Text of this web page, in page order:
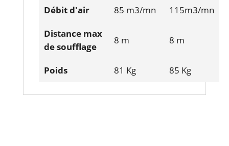
Débit d'air 85 m3/mn
115m3/mn
Distance max
de soufflage
8 m 8 m
Poids 81 Kg 85 Kg